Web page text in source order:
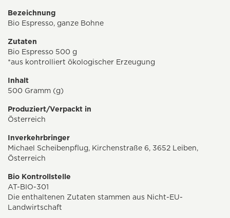
Bezeichnung
Bio Espresso, ganze Bohne
Zutaten
Bio Espresso 500 g
*aus kontrolliert ökologischer Erzeugung
Inhalt
500 Gramm (g)
Produziert/Verpackt in
Österreich
Inverkehrbringer
Michael Scheibenpflug, Kirchenstraße 6, 3652 Leiben,
Österreich
Bio Kontrollstelle
AT-BIO-301
Die enthaltenen Zutaten stammen aus Nicht-EU-
Landwirtschaft